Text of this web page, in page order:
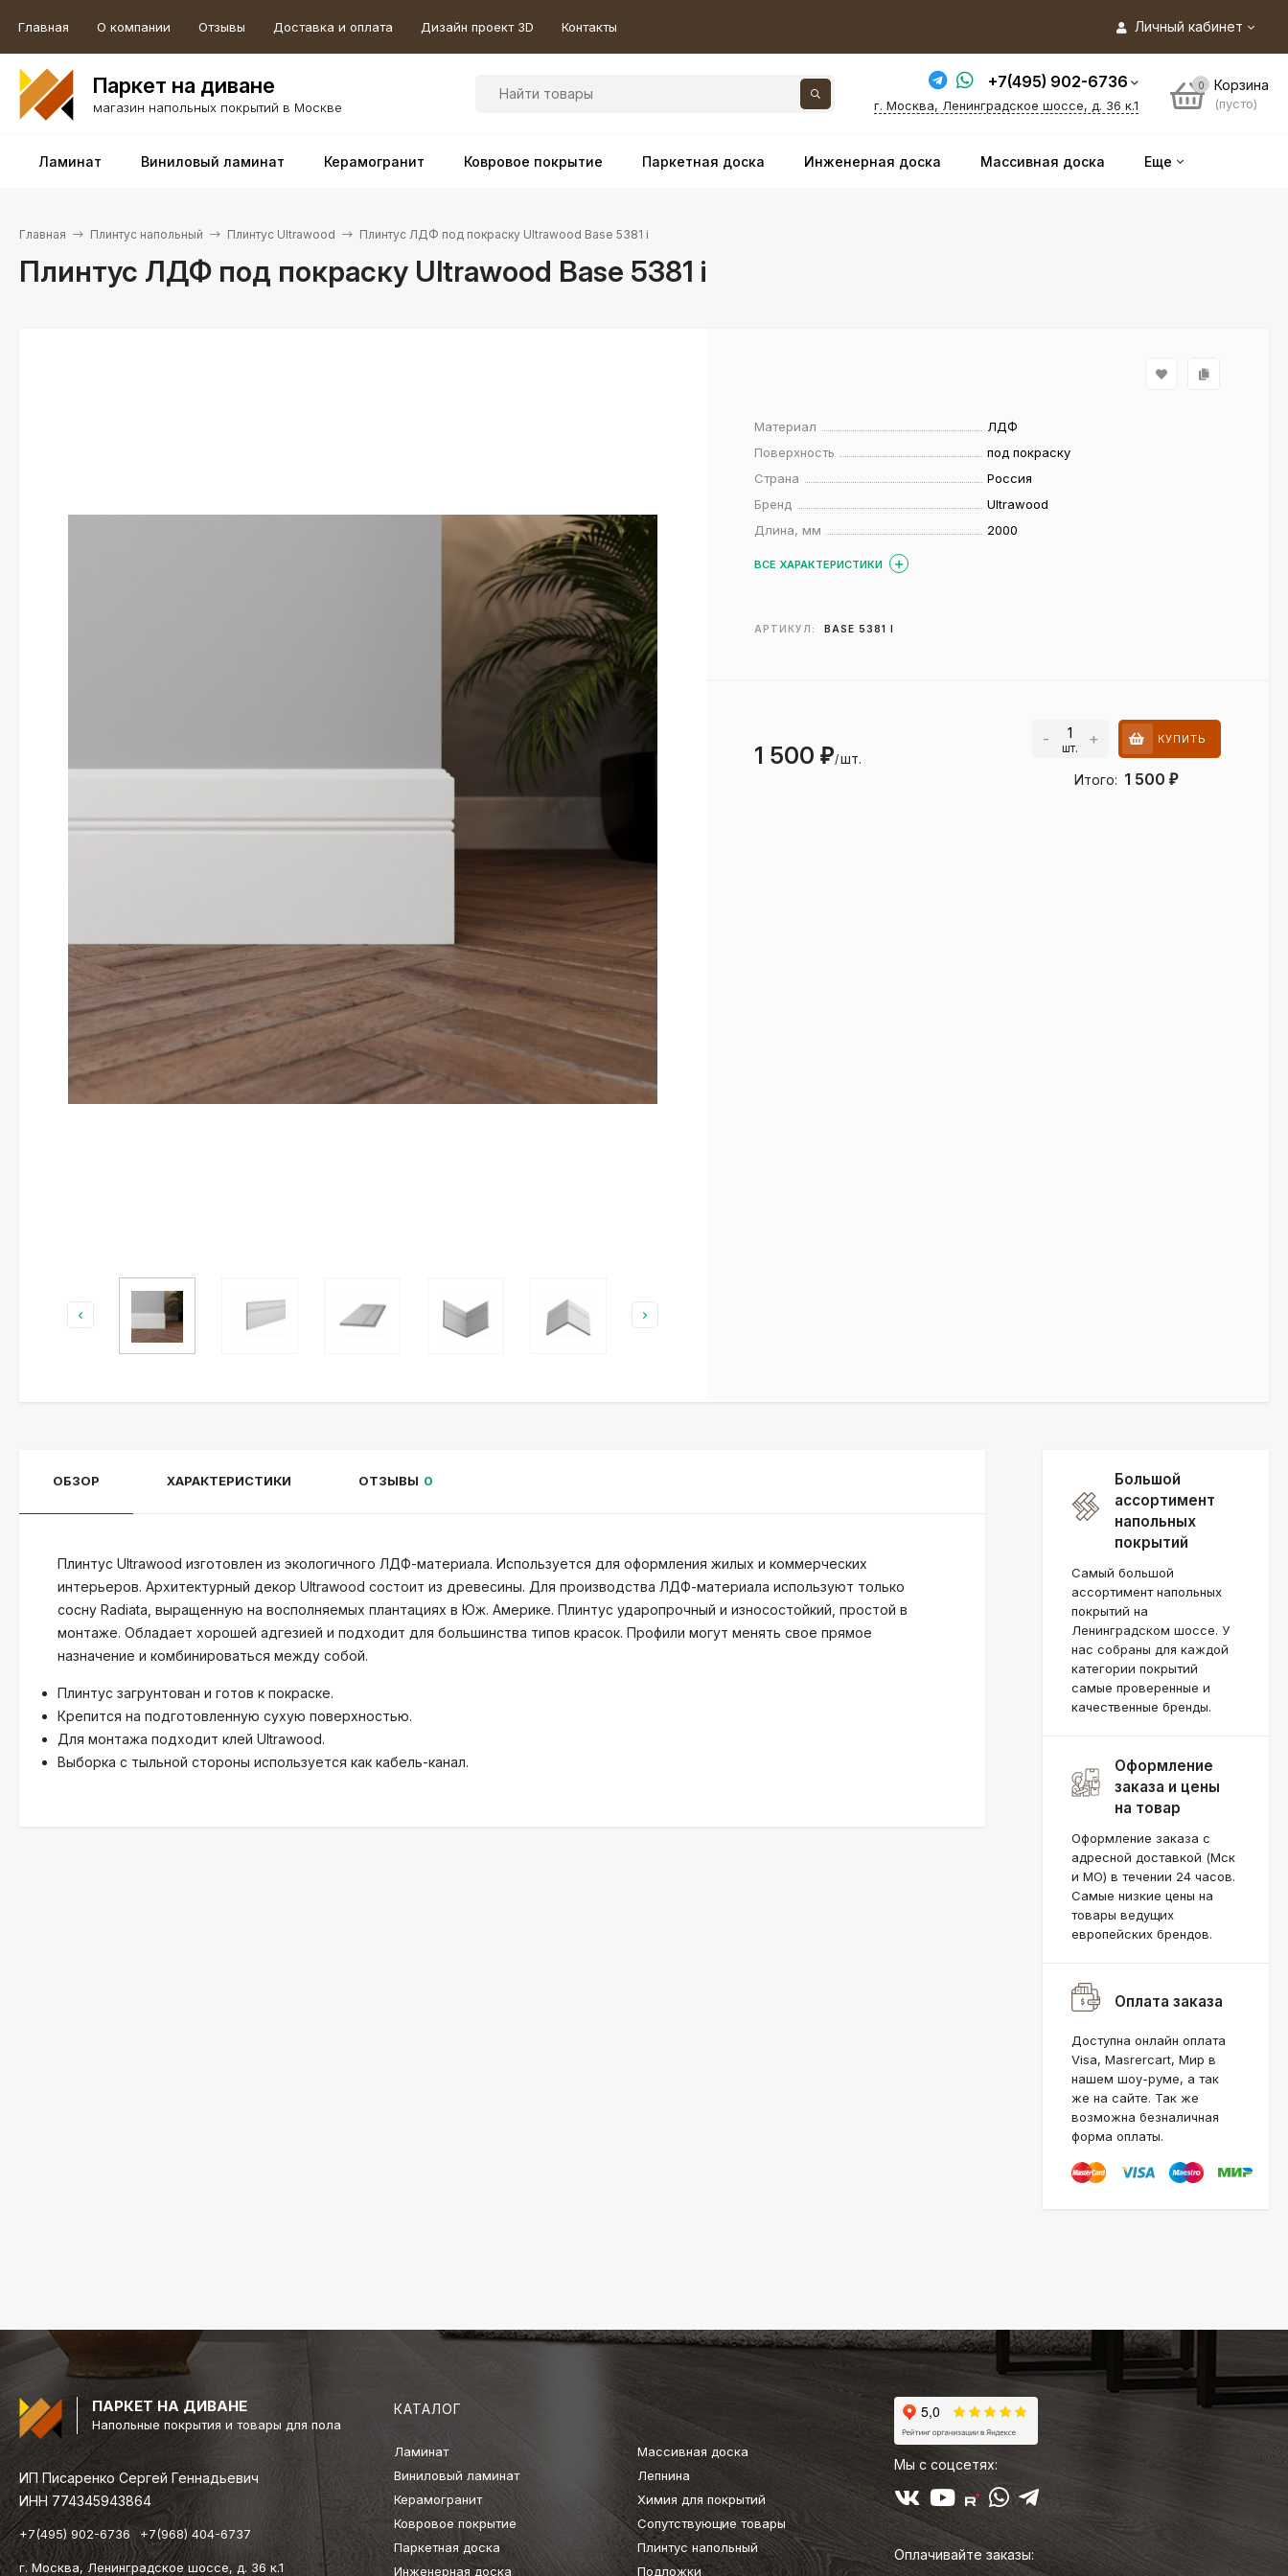
Личный кабинет
Главная О компании Отзывы Доставка и оплата Дизайн проект 3D Контакты
Паркет на диване
магазин напольных покрытий в Москве
+7(495) 902-6736
г. Москва, Ленинградское шоссе, д. 36 к.1
0 Корзина
(пусто)
Ламинат Виниловый ламинат Керамогранит Ковровое покрытие Паркетная доска Инженерная доска Массивная доска Еще
Главная Плинтус напольный Плинтус Ultrawood Плинтус ЛДФ под покраску Ultrawood Base 5381 i
Плинтус ЛДФ под покраску Ultrawood Base 5381 i
Материал
ЛДФ
Поверхность
под покраску
Страна
Россия
Бренд
Ultrawood
Длина, мм
2000
ВСЕ ХАРАКТЕРИСТИКИ
АРТИКУЛ: BASE 5381 I
1 500 ₽/шт.
- шт. + КУПИТЬ
Итого: 1 500₽
ОБЗОР ХАРАКТЕРИСТИКИ ОТЗЫВЫ 0
Плинтус Ultrawood изготовлен из экологичного ЛДФ-материала. Используется для оформления жилых и коммерческих
интерьеров. Архитектурный декор Ultrawood состоит из древесины. Для производства ЛДФ-материала используют только
сосну Radiatа, выращенную на восполняемых плантациях в Юж. Америке. Плинтус ударопрочный и износостойкий, простой в
монтаже. Обладает хорошей адгезией и подходит для большинства типов красок. Профили могут менять свое прямое
назначение и комбинироваться между собой.
Плинтус загрунтован и готов к покраске.
Крепится на подготовленную сухую поверхностью.
Для монтажа подходит клей Ultrawood.
Выборка с тыльной стороны используется как кабель-канал.
Большой
ассортимент
напольных
покрытий
Самый большой
ассортимент напольных
покрытий на
Ленинградском шоссе. У
нас собраны для каждой
категории покрытий
самые проверенные и
качественные бренды.
Оформление
заказа и цены
на товар
Оформление заказа с
адресной доставкой (Мск
и МО) в течении 24 часов.
Самые низкие цены на
товары ведущих
европейских брендов.
Оплата заказа
Доступна онлайн оплата
Visa, Masrercart, Мир в
нашем шоу-руме, а так
же на сайте. Так же
возможна безналичная
форма оплаты.
ПАРКЕТ НА ДИВАНЕ
Напольные покрытия и товары для пола
ИП Писаренко Сергей Геннадьевич
ИНН 774345943864
+7(495) 902-6736 +7(968) 404-6737
г. Москва, Ленинградское шоссе, д. 36 к.1
КАТАЛОГ
Ламинат
Виниловый ламинат
Керамогранит
Ковровое покрытие
Паркетная доска
Инженерная доска
Массивная доска
Лепнина
Химия для покрытий
Сопутствующие товары
Плинтус напольный
Подложки
Мы с соцсетях:
Оплачивайте заказы: